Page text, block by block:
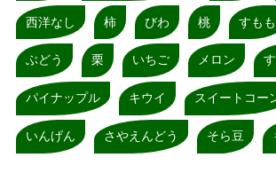
西洋なし 柿 びわ 桃 すもも
ぶどう 栗 いちご メロン
パイナップル キウイ スイートコー
いんげん さやえんどう そら豆